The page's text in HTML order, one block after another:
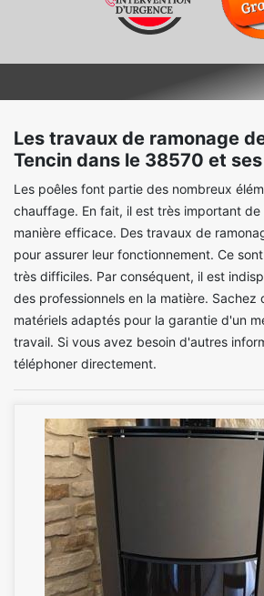
Les travaux de ramonage
Tencin dans le 38570 et
Les poêles font partie des nombreux
chauffage. En fait, il est très important
manière efficace. Des travaux de
pour assurer leur fonctionnement. Ce
très difficiles. Par conséquent, il est
des professionnels en la matière. Sachez
matériels adaptés pour la garantie d'un
travail. Si vous avez besoin d'autres
téléphoner directement.